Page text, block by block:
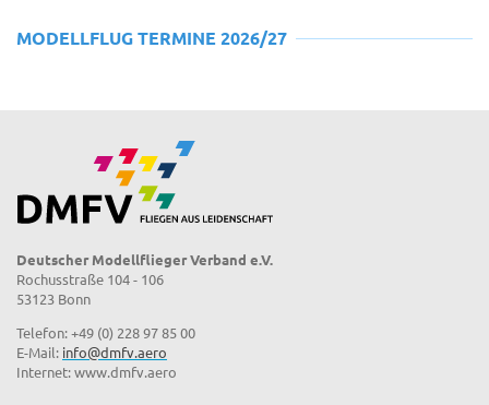
MODELLFLUG TERMINE 2026/27
Deutscher Modellflieger Verband e.V.
Rochusstraße 104 - 106
53123 Bonn
Telefon: +49 (0) 228 97 85 00
E-Mail: info@dmfv.aero
Internet: www.dmfv.aero